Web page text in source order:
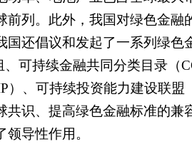
前列。此外，我国对绿色金融
国还倡议和发起了一系列绿色
可持续金融共同分类目录（
）、可持续投资能力建设联盟
共识、提高绿色金融标准的兼
导性作用。